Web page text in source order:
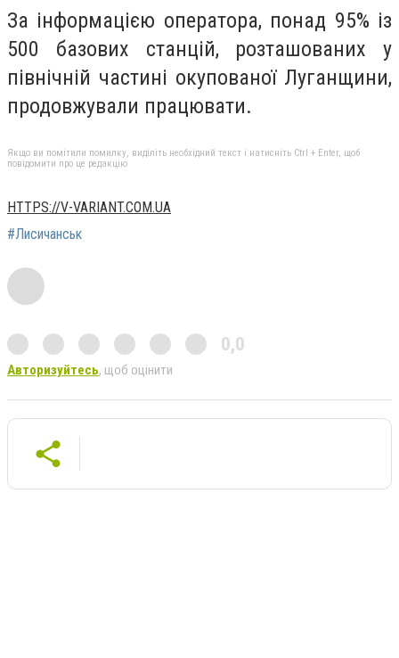
За інформацією оператора, понад 95% із
500 базових станцій, розташованих у
північній частині окупованої Луганщини,
продовжували працювати.
Якщо ви помітили помилку, виділіть необхідний текст і натисніть Ctrl + Enter, щоб
повідомити про це редакцію
HTTPS://V-VARIANT.COM.UA
#Лисичанськ
0,0
Авторизуйтесь, щоб оцінити